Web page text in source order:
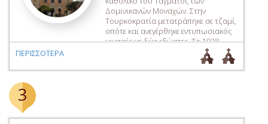
Δομινικανών Μοναχών. Στην
Τουρκοκρατία μετατράπηκε σε τζαμί,
οπότε και ανεγέρθηκε εντυπωσιακός
μιναρές με δύο εξώστες. Το 1928
μετατράπηκε σε Ορθόδοξο ναό.
Βρίσκεται ανατολικά της συνοικίας
Καστέλι, στην πολυσύχναστη πλατεία
ΠΕΡΙΣΣΟΤΕΡΑ
3